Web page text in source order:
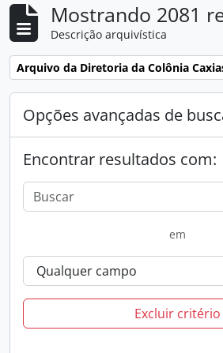
Mostrando 2081
Descrição arquivística
Remover filtro:
Opções avançadas de
Encontrar resultados com:
em
Excluir critério